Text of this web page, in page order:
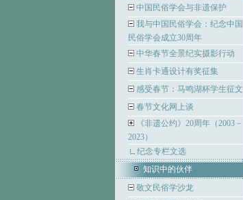
中国民俗学会与非遗保护
我与中国民俗学会：纪念中国
民俗学会成立30周年
中华春节全景纪实摄影行动
生肖卡通设计有奖征集
感受春节：马鸣湖杯学生征文
春节文化网上谈
《非遗公约》20周年（2003－
2023）
纪念专栏文选
知识中的伙伴
敬文民俗学沙龙